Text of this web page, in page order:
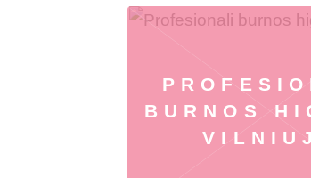
BURNOS